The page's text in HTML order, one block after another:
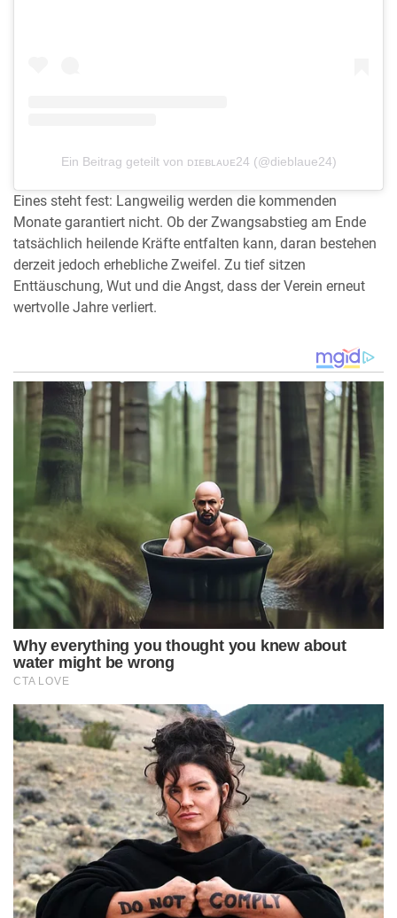
Ein Beitrag geteilt von ᴅɪᴇʙʟᴀᴜᴇ24 (@dieblaue24)
Eines steht fest: Langweilig werden die kommenden
Monate garantiert nicht. Ob der Zwangsabstieg am Ende
tatsächlich heilende Kräfte entfalten kann, daran bestehen
derzeit jedoch erhebliche Zweifel. Zu tief sitzen
Enttäuschung, Wut und die Angst, dass der Verein erneut
wertvolle Jahre verliert.